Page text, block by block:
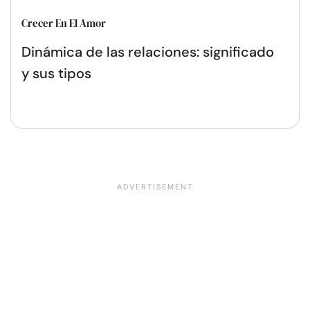
Crecer En El Amor
Dinámica de las relaciones: significado
y sus tipos